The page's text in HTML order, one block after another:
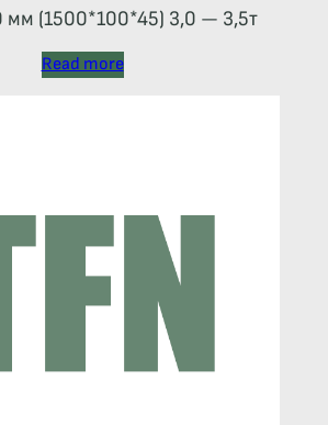
мм (1500*100*45) 3,0 — 3,5т
Read more